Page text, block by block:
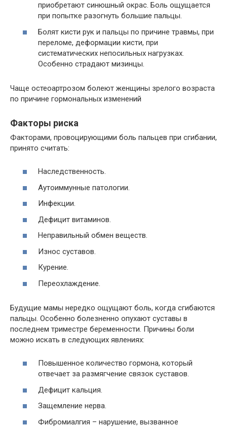
приобретают синюшный окрас. Боль ощущается
при попытке разогнуть большие пальцы.
Болят кисти рук и пальцы по причине травмы, при
переломе, деформации кисти, при
систематических непосильных нагрузках.
Особенно страдают мизинцы.
Чаще остеоартрозом болеют женщины зрелого возраста
по причине гормональных изменений
Факторы риска
Факторами, провоцирующими боль пальцев при сгибании,
принято считать:
Наследственность.
Аутоиммунные патологии.
Инфекции.
Дефицит витаминов.
Неправильный обмен веществ.
Износ суставов.
Курение.
Переохлаждение.
Будущие мамы нередко ощущают боль, когда сгибаются
пальцы. Особенно болезненно опухают суставы в
последнем триместре беременности. Причины боли
можно искать в следующих явлениях:
Повышенное количество гормона, который
отвечает за размягчение связок суставов.
Дефицит кальция.
Защемление нерва.
Фибромиалгия – нарушение, вызванное